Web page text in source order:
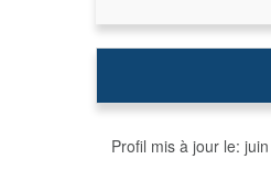
Profil mis à jour le: